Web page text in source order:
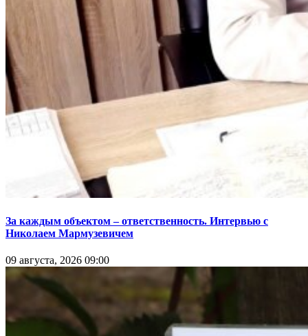
За каждым объектом – ответственность. Интервью с
Николаем Мармузевичем
09 августа, 2026 09:00